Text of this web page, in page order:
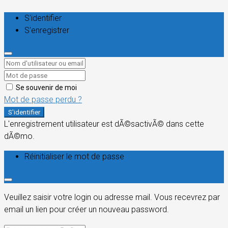
S'identifier
S'enregistrer
Se souvenir de moi
Mot de passe perdu ?
S'identifier
L'enregistrement utilisateur est dÃ©sactivÃ© dans cette
dÃ©mo.
Réinitialiser le mot de passe
Veuillez saisir votre login ou adresse mail. Vous recevrez par
email un lien pour créer un nouveau password.